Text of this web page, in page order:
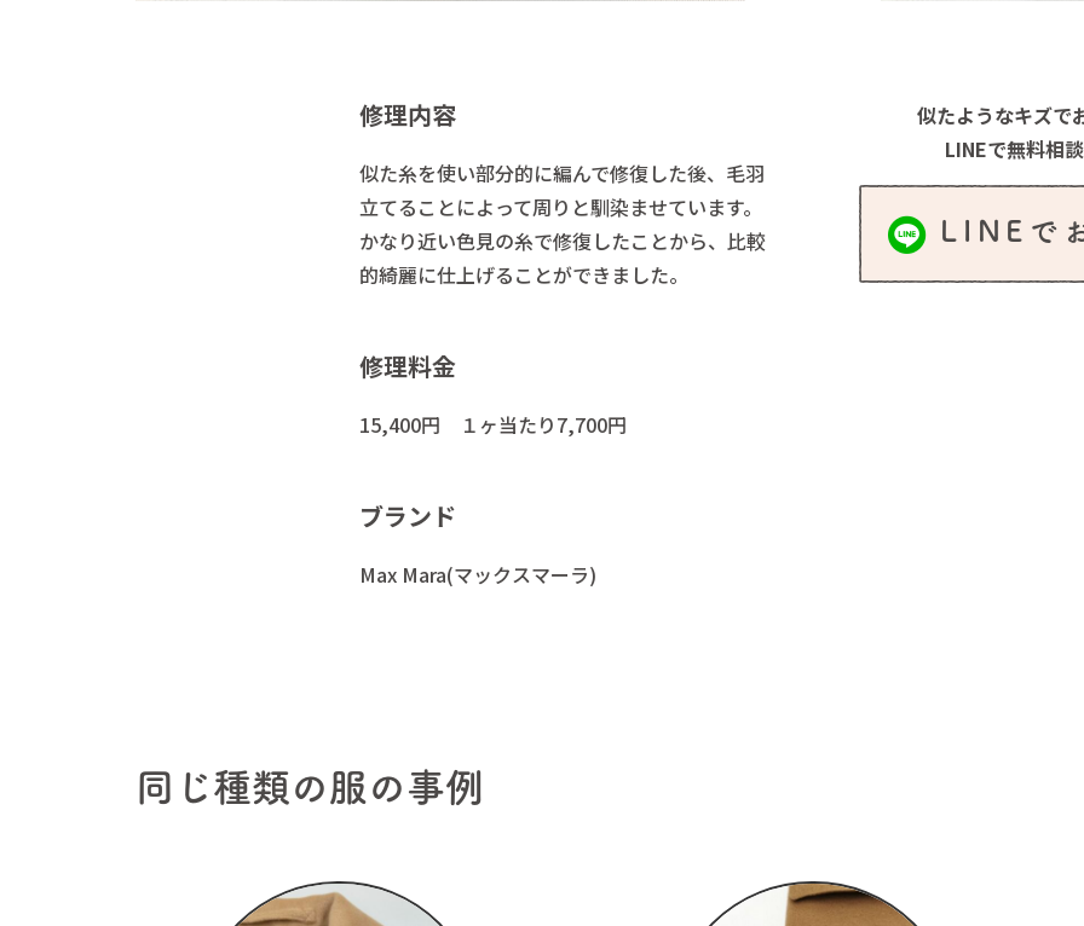
私たちについて よくあるご質問
0586-23-
修理内容
似た糸を使い部分的に編んで修復した後、毛羽
立てることによって周りと馴染ませています。
かなり近い色見の糸で修復したことから、比較
的綺麗に仕上げることができました。
修理料金
15,400円 １ヶ当たり7,700円
ブランド
Max Mara(マックスマーラ)
似たようなキズで
LINEで無料相
LINEで
同じ種類の服の事例